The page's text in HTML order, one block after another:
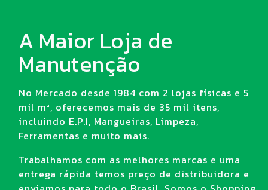
A Maior Loja de
Manutenção
No Mercado desde 1984 com 2 lojas físicas e 5
mil m², oferecemos mais de 35 mil itens,
incluindo E.P.I, Mangueiras, Limpeza,
Ferramentas e muito mais.
Trabalhamos com as melhores marcas e uma
entrega rápida temos preço de distribuidora e